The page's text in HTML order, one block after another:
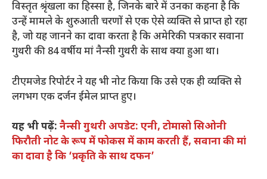
विस्तृत श्रृंखला का हिस्सा है, जिनके बारे में उनका कहना है कि
उन्हें मामले के शुरुआती चरणों से एक ऐसे व्यक्ति से प्राप्त हो रहा
है, जो यह जानने का दावा करता है कि अमेरिकी पत्रकार सवाना
गुथरी की 84 वर्षीय मां नैन्सी गुथरी के साथ क्या हुआ था।
टीएमजेड रिपोर्टर ने यह भी नोट किया कि उसे एक ही व्यक्ति से
लगभग एक दर्जन ईमेल प्राप्त हुए।
यह भी पढ़ें: नैन्सी गुथरी अपडेट: एनी, टोमासो सिओनी
फिरौती नोट के रूप में फोकस में काम करती हैं, सवाना की मां
का दावा है कि ‘प्रकृति के साथ दफन’